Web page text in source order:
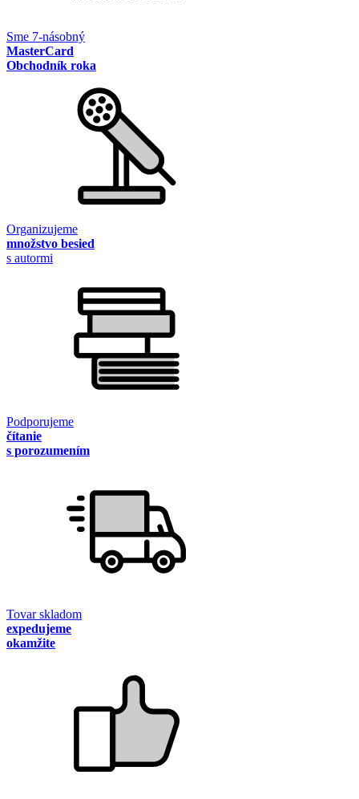
Sme 7-násobný
MasterCard
Obchodník roka
Organizujeme
množstvo besied
s autormi
Podporujeme
čítanie
s porozumením
Tovar skladom
expedujeme
okamžite